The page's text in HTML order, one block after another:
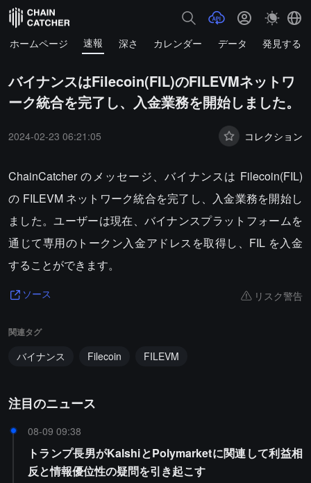
ホームページ 速報 深さ カレンダー データ 発見する
バイナンスはFilecoin(FIL)のFILEVMネットワ
ーク統合を完了し、入金業務を開始しました。
2024-02-23 06:21:05 コレクション
ChainCatcher のメッセージ、バイナンスは Filecoin(FIL)
の FILEVM ネットワーク統合を完了し、入金業務を開始し
ました。ユーザーは現在、バイナンスプラットフォームを
通じて専用のトークン入金アドレスを取得し、FIL を入金
することができます。
ソース リスク警告
関連タグ
バイナンス Filecoin FILEVM
注目のニュース
08-09 09:38
トランプ長男がKalshiとPolymarketに関連して利益相
反と情報優位性の疑問を引き起こす